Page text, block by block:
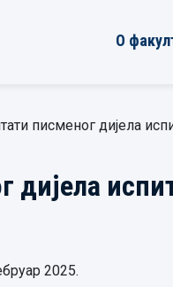
О
писменог дијела
дијела
2025.